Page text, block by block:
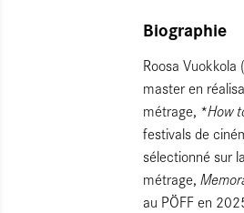
Biographie
Roosa
master en
métrage, *How
festivals de
sélectionné sur
métrage,
au PÖFF en